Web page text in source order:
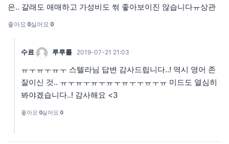
은.. 갈래도 애매하고 가성비도 썪 좋아보이진 않습니다ㅠ상관
좋아요 0싫어요 0
수료 루루룰 2019-07-21 21:03
ㅠㅜㅠㅜㅠㅜ 스텔라님 답변 감사드립니다..! 역시 영어 존
잘이신 것.. ㅠㅜㅠㅜㅠㅜㅠㅜㅠㅜㅜㅠㅜㅠ 미드도 열심히
봐야겠습니다..! 감사해요 <3
좋아요 0싫어요 0